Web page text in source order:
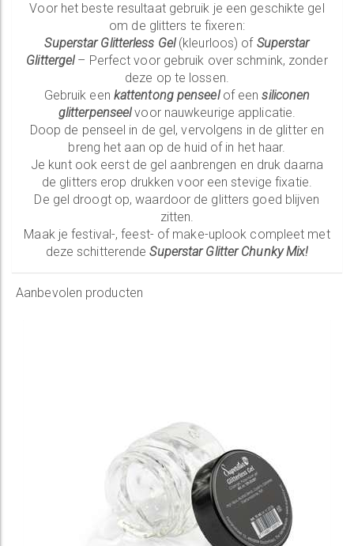
Voor het beste resultaat gebruik je een geschikte gel
om de glitters te fixeren:
Superstar Glitterless Gel (kleurloos) of Superstar
Glittergel – Perfect voor gebruik over schmink, zonder
deze op te lossen.
Gebruik een kattentong penseel of eensiliconen
glitterpenseelvoor nauwkeurige applicatie.
Doop de penseel in de gel, vervolgens in de glitter en
breng het aan op de huid of in het haar.
Je kunt ook eerst de gel aanbrengen en druk daarna
de glitters erop drukken voor een stevige fixatie.
De gel droogt op, waardoor de glitters goed blijven
zitten.
Maak je festival-, feest- of make-uplook compleet met
deze schitterendeSuperstar Glitter Chunky Mix!
Aanbevolen producten